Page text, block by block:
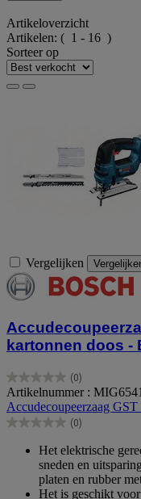
Artikeloverzicht
Artikelen: ( 1 - 16 )
Sorteer op
Vergelijken
kartonnen doos -
(0)
0.0
van
de
5
Artikelnummer :
Accudecoupeerzaag
(0)
0.0
sterren.
Het elektrische
sneden en
platen en rubber
Het is geschikt voor